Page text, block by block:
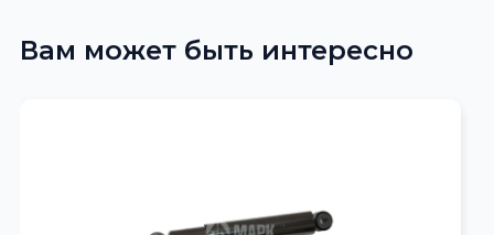
Вам может быть интересно